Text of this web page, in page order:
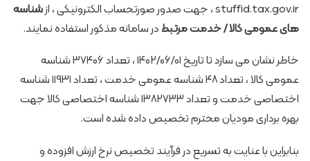
stuffid.tax.gov.ir ، جهت صدور صورتحساب الکترونیکی ، از
شناسه
های عمومی کالا / خدمت مرتبط در سامانه مذکور استفاده نمایند.
خاطر نشان می سازد تا تاریخ ۱۴۰۲/۰۶/۰۱ ، تعداد ۳۷۴۰۶ شناسه
عمومی کالا ، تعداد ۴۸ شناسه عمومی خدمت ، تعداد ۱۱۹۳۱ شناسه
اختصاصی خدمت و تعداد ۱۳۸۲۷۳۳ شناسه اختصاصی کالا جهت
بهره برداری مودیان محترم تخصیص داده شده است.
بنابراین با عنایت به تسریع در فرآیند تخصیص نرخ ارزش افزوده و